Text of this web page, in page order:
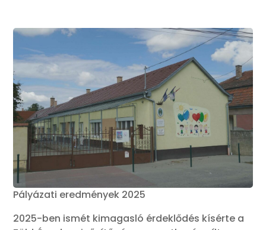
Pályázati eredmények 2025
2025-ben ismét kimagasló érdeklődés kísérte a